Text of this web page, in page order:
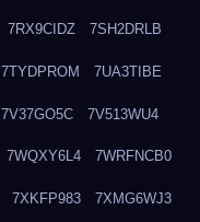
7RX9CIDZ 7SH2DRLB
7TYDPROM 7UA3TIBE
7V37GO5C 7V513WU4
7WQXY6L4 7WRFNCB0
7XKFP983 7XMG6WJ3